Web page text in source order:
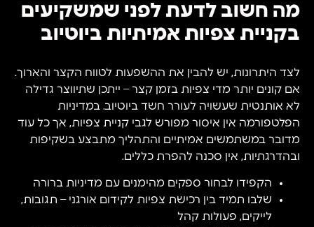
מה חשוב לדעת לפני שמשקיעים
בקניית צפיות אמיתיות ביוטיוב
לצד היתרונות, יש להבין את ההשפעות לטווח הקצר והארוך.
אם קונים יותר מדי צפיות בזמן קצר – ייתכן שתיווצר גדילה
לא אותנטית שעשויה לעורר חשד ביוטיוב. במדיניות
הפלטפורמה אין איסור מפורש לגבי קניית צפיות, אך כל עוד
מדובר במשתמשים אמיתיים והתהליך מתבצע בשקיפות
ובהדרגתיות, אין סכנה להפרת כללים.
הקפידו לבחור ספקים מהימנים עם מדיניות ברורה
שלבו תמיד בין רכישת צפיות לקידום אורגני – תגובות,
לייקים, פעולות קהל